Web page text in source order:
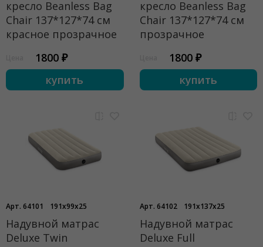
кресло Beanless Bag
Chair 137*127*74 см
красное прозрачное
1800 ₽
купить
кресло Beanless Bag
Chair 137*127*74 см
прозрачное
1800 ₽
купить
Арт. 64101 191x99x25
Надувной матрас
Deluxe Twin
Арт. 64102 191x137x25
Надувной матрас
Deluxe Full